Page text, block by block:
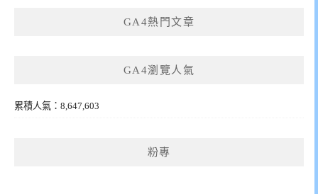
GA4熱門文章
GA4瀏覽人氣
累積人氣：8,647,603
粉專